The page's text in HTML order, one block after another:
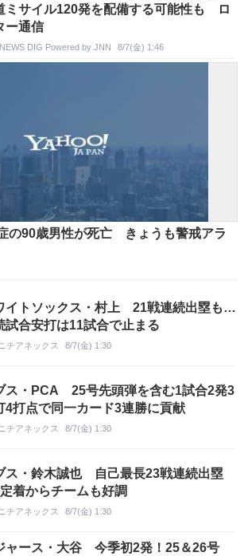
ミサイル120発を配備する可能性も ロ
ー通信
DIG Powered by JNN 8/7(金) 1:46
の90歳男性が死亡 きょうも警戒アラ
イトソックス・村上 21戦連続出塁も…
試合安打は11試合で止まる
チアネックス 8/7(金) 1:30
ス・PCA 25号先頭弾を含む1試合2発3
4打点で同一カード3連勝に貢献
チアネックス 8/7(金) 1:30
ス・鈴木誠也 自己最長23戦連続出塁
着からチームも好調
チアネックス 8/7(金) 1:30
ャース・大谷 今季初2発！25＆26号